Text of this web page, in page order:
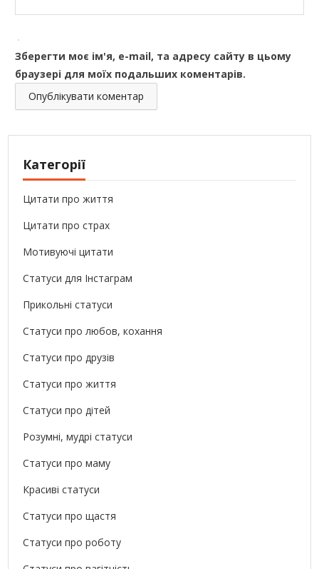
Зберегти моє ім'я, e-mail, та адресу сайту в цьому
браузері для моїх подальших коментарів.
Категорії
Цитати про життя
Цитати про страх
Мотивуючі цитати
Статуси для Інстаграм
Прикольні статуси
Статуси про любов, кохання
Статуси про друзів
Статуси про життя
Статуси про дітей
Розумні, мудрі статуси
Статуси про маму
Красиві статуси
Статуси про щастя
Статуси про роботу